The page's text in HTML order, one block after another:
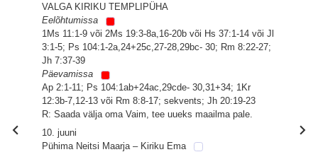
VALGA KIRIKU TEMPLIPÜHA
Eelõhtumissa
1Ms 11:1-9 või 2Ms 19:3-8a,16-20b või Hs 37:1-14 või Jl
3:1-5; Ps 104:1-2a,24+25c,27-28,29bc- 30; Rm 8:22-27;
Jh 7:37-39
Päevamissa
Ap 2:1-11; Ps 104:1ab+24ac,29cde- 30,31+34; 1Kr
12:3b-7,12-13 või Rm 8:8-17; sekvents; Jh 20:19-23
R: Saada välja oma Vaim, tee uueks maailma pale.
10. juuni
Pühima Neitsi Maarja – Kiriku Ema